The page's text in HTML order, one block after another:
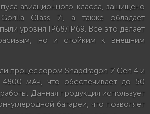
авиационного класса, защищено
Glass 7i, а также обладает
уровня IP68/IP69. Все это делает
но и стойким к внешним
процессором Snapdragon 7 Gen 4 и
4800 мАч, что обеспечивает до 50
Данная продукция использует
углеродной батареи, что позволяет